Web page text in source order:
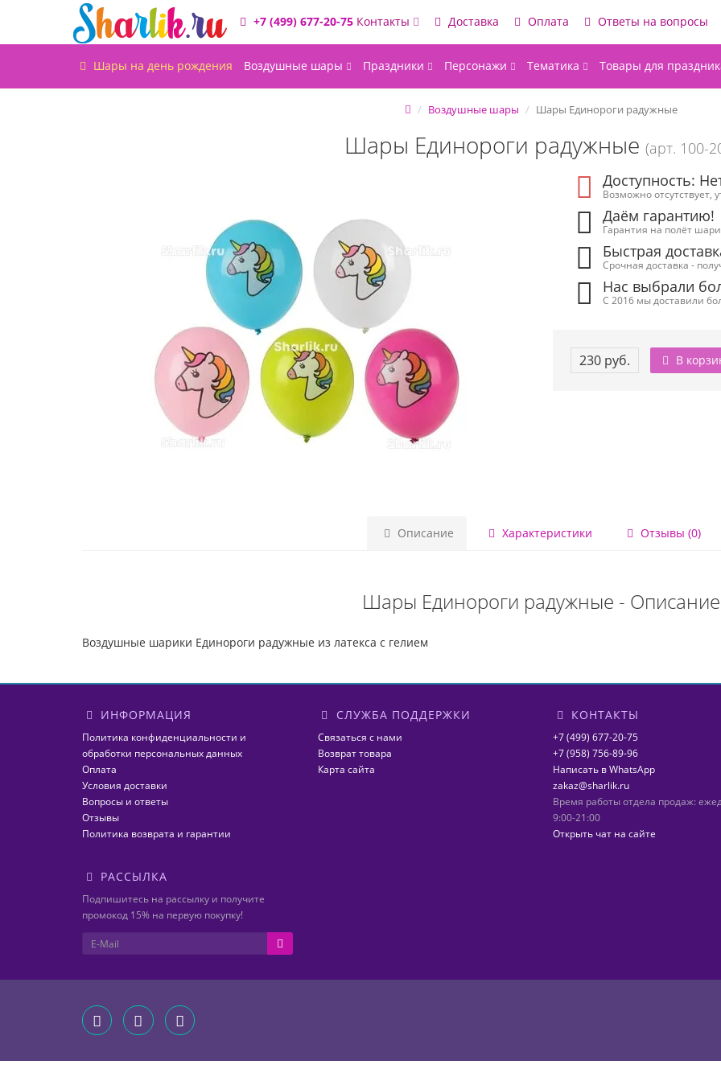
+7 (499) 677-20-75 Контакты Доставка Оплата Ответы на вопросы
Шары на день рождения Воздушные шары Праздники Персонажи Тематика Товары для
Воздушные шары Шары Единороги радужные
Шары Единороги радужные (арт. 100-
Доступность:
Возможно отсутствует,
Даём гарантию!
Гарантия на полёт
Быстрая
Срочная доставка -
Нас выбрали
С 2016 мы доставили
230 руб. В
Описание Характеристики Отзывы (0)
Шары Единороги радужные - Описание
Воздушные шарики Единороги радужные из латекса с гелием
ИНФОРМАЦИЯ
Политика конфиденциальности и
обработки персональных данных
Оплата
Условия доставки
Вопросы и ответы
Отзывы
Политика возврата и гарантии
СЛУЖБА ПОДДЕРЖКИ
Связаться с нами
Возврат товара
Карта сайта
КОНТАКТЫ
+7 (499) 677-20-75
+7 (958) 756-89-96
Написать в WhatsApp
zakaz@sharlik.ru
Время работы отдела продаж:
9:00-21:00
Открыть чат на сайте
РАССЫЛКА
Подпишитесь на рассылку и получите
промокод 15% на первую покупку!